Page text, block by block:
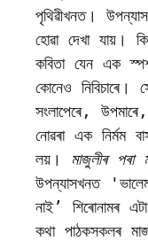
পৃথিৱীখনত।
হোৱা দেখা যায়।
কবিতা যেন এক
কোনেও নিবিচাৰে।
সংলাপেৰে,
নোৱৰা এক নিৰ্মম
লয়। মাজুলীৰ
উপন্যাসখনত
নাই’ শিৰোনামৰ
কথা পাঠকসকলৰ